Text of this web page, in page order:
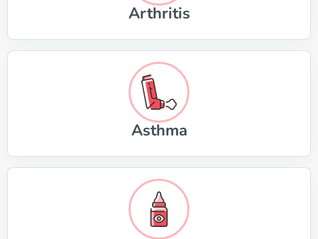
Arthritis
Asthma